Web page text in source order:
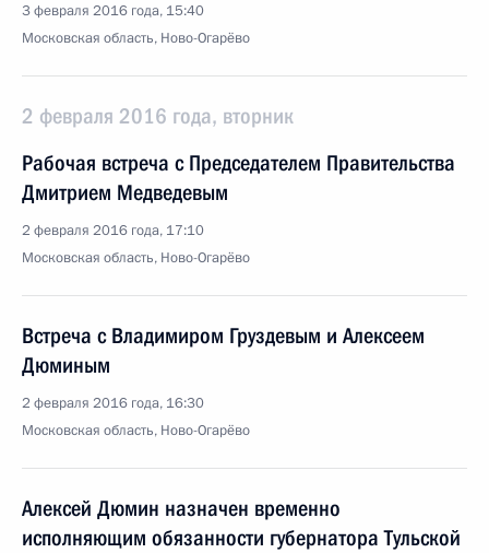
3 февраля 2016 года, 15:40
Московская область, Ново-Огарёво
2 февраля 2016 года, вторник
Рабочая встреча с Председателем Правительства
Дмитрием Медведевым
2 февраля 2016 года, 17:10
Московская область, Ново-Огарёво
Встреча с Владимиром Груздевым и Алексеем
Дюминым
2 февраля 2016 года, 16:30
Московская область, Ново-Огарёво
Алексей Дюмин назначен временно
исполняющим обязанности губернатора Тульской